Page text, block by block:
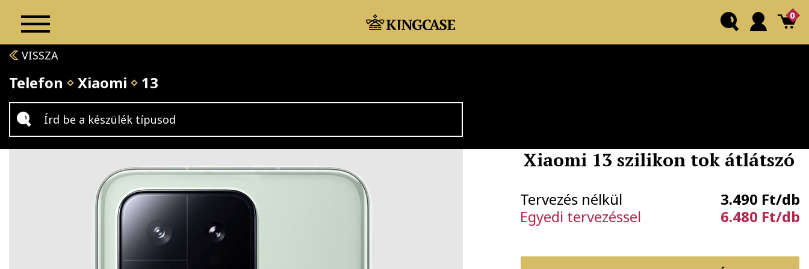
0
VISSZA
Telefon Xiaomi 13
Xiaomi 13 szilikon tok átlátszó
Tervezés nélkül
3.490 Ft/db
Egyedi tervezéssel
6.480 Ft/db